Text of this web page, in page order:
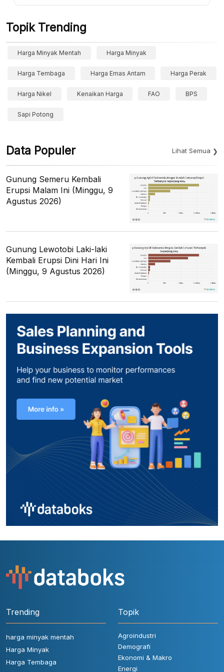
Topik Trending
Harga Minyak Mentah Harga Minyak
Harga Tembaga Harga Emas Antam Harga Perak
Harga Nikel Kenaikan Harga FAO BPS
Sapi Potong
Data Populer Lihat Semua
Gunung Semeru Kembali
Erupsi Malam Ini (Minggu, 9
Agustus 2026)
Gunung Lewotobi Laki-laki
Kembali Erupsi Dini Hari Ini
(Minggu, 9 Agustus 2026)
Trending
harga minyak mentah
Harga Minyak
Harga Tembaga
Topik
Agroindustri
Demografi
Ekonomi & Makro
Energi